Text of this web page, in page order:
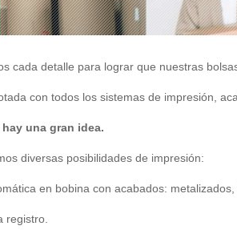
cada detalle para lograr que nuestras
con todos los sistemas de impresión,
hay una gran idea.
diversas posibilidades de impresión:
en bobina con acabados:
registro.